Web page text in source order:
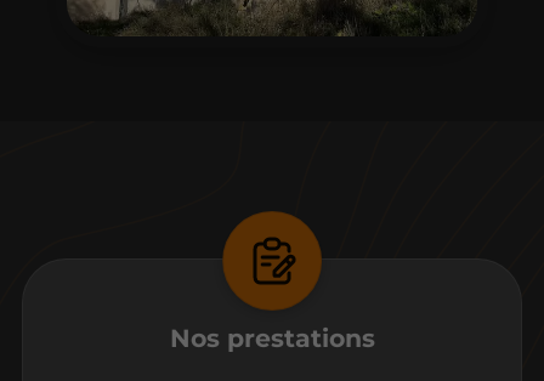
Nos prestations